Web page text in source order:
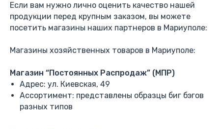
Если вам нужно лично оценить качество нашей
продукции перед крупным заказом, вы можете
посетить магазины наших партнеров в Мариуполе:
Магазины хозяйственных товаров в Мариуполе:
Магазин “Постоянных Распродаж” (МПР)
Адрес: ул. Киевская, 49
Ассортимент: представлены образцы биг бэгов
разных типов